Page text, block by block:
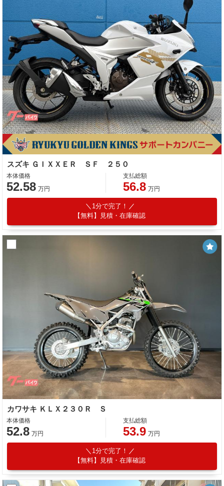
スズキ ＧＩＸＸＥＲ ＳＦ ２５０
本体価格
52.58 万円
支払総額
56.8 万円
1分で完了！
【無料】見積・在庫確認
カワサキ ＫＬＸ２３０Ｒ Ｓ
本体価格
52.8 万円
支払総額
53.9 万円
1分で完了！
【無料】見積・在庫確認